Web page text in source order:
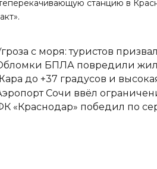
станцию в
с моря: туристов
БПЛА повредили
до +37 градусов и
Сочи ввёл
«Краснодар» победил по